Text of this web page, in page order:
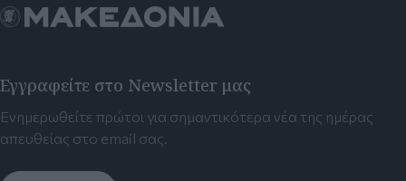
Εγγραφείτε στο Newsletter μας
Ενημερωθείτε πρώτοι για σημαντικότερα νέα της ημέρας
απευθείας στο email σας.